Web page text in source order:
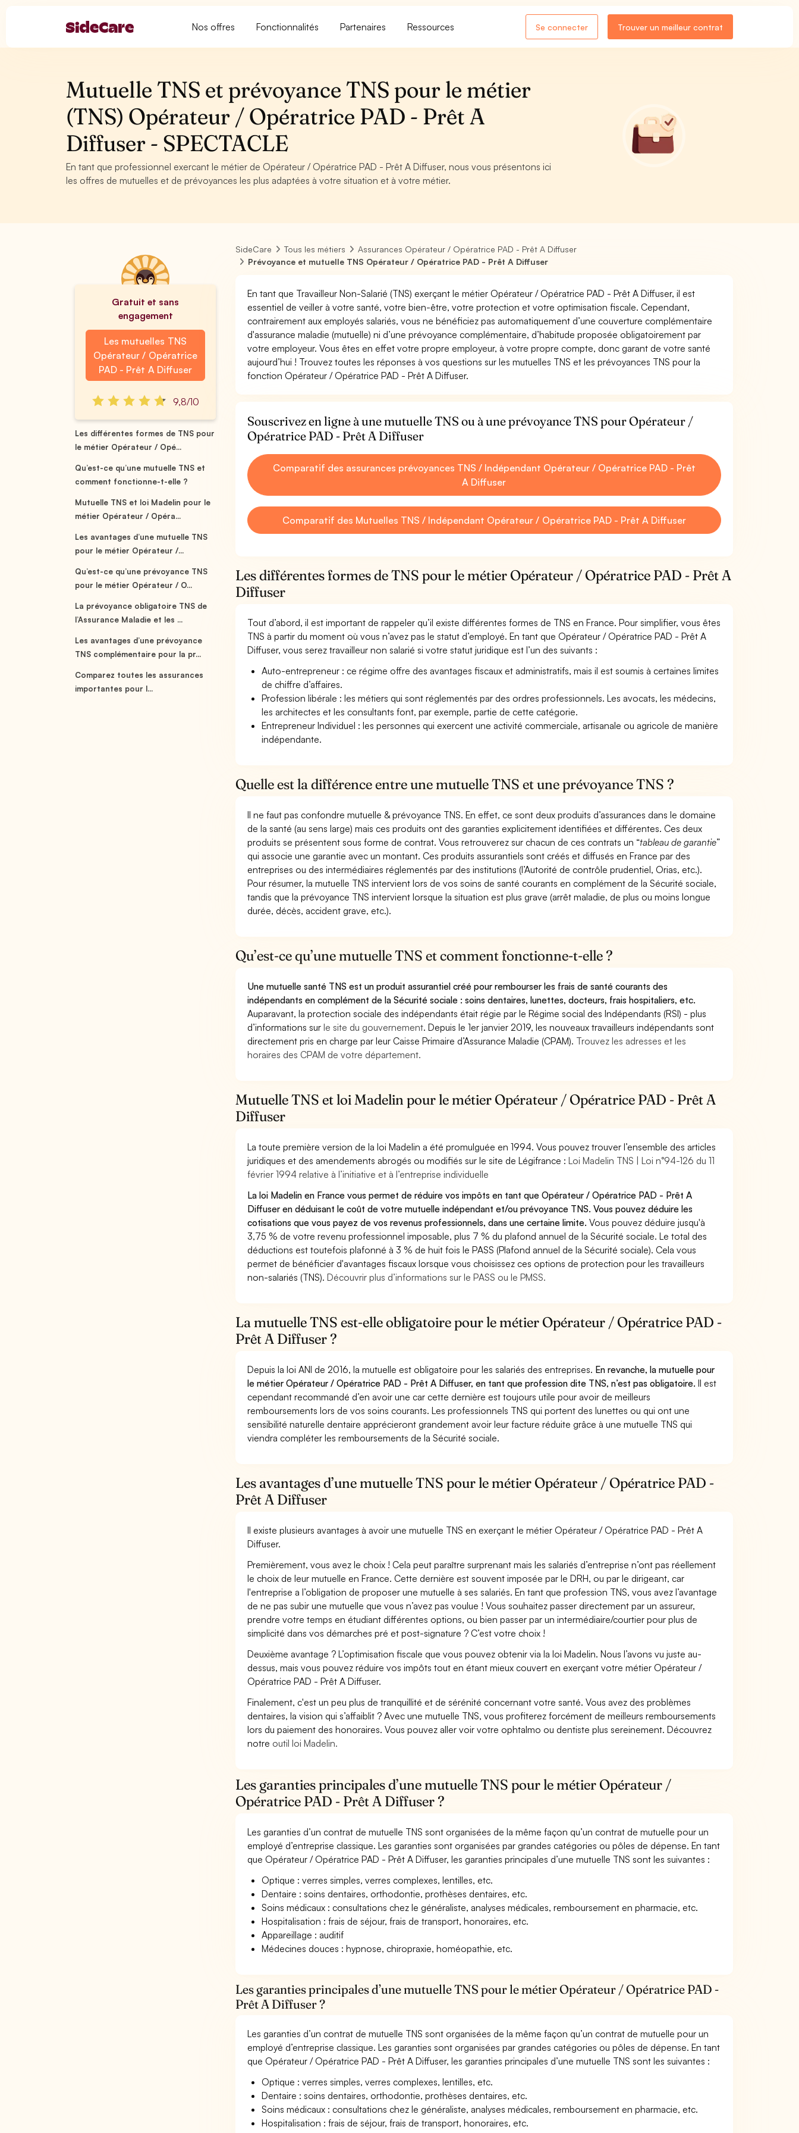
Nos offres Fonctionnalités Partenaires Ressources Se connecter Trouver un meilleur contrat
Mutuelle TNS et prévoyance TNS pour le métier
(TNS) Opérateur / Opératrice PAD - Prêt A
Diffuser - SPECTACLE
En tant que professionnel exercant le métier de Opérateur / Opératrice PAD - Prêt A Diffuser, nous vous présentons ici
les offres de mutuelles et de prévoyances les plus adaptées à votre situation et à votre métier.
Gratuit et sans
engagement
Les mutuelles TNS
Opérateur / Opératrice
PAD - Prêt A Diffuser
9,8/10
Les différentes formes de TNS pour
le métier Opérateur / Opé...
Qu’est-ce qu’une mutuelle TNS et
comment fonctionne-t-elle ?
Mutuelle TNS et loi Madelin pour le
métier Opérateur / Opéra...
Les avantages d’une mutuelle TNS
pour le métier Opérateur /...
Qu’est-ce qu’une prévoyance TNS
pour le métier Opérateur / O...
La prévoyance obligatoire TNS de
l’Assurance Maladie et les ...
Les avantages d’une prévoyance
TNS complémentaire pour la pr...
Comparez toutes les assurances
importantes pour l...
SideCare Tous les métiers
Assurances Opérateur / Opératrice PAD - Prêt A Diffuser
Prévoyance et mutuelle TNS Opérateur / Opératrice PAD - Prêt A Diffuser
En tant que Travailleur Non-Salarié (TNS) exerçant le métier Opérateur / Opératrice PAD - Prêt A Diffuser, il est
essentiel de veiller à votre santé, votre bien-être, votre protection et votre optimisation fiscale. Cependant,
contrairement aux employés salariés, vous ne bénéficiez pas automatiquement d’une couverture complémentaire
d'assurance maladie (mutuelle) ni d’une prévoyance complémentaire, d’habitude proposée obligatoirement par
votre employeur. Vous êtes en effet votre propre employeur, à votre propre compte, donc garant de votre santé
aujourd’hui ! Trouvez toutes les réponses à vos questions sur les mutuelles TNS et les prévoyances TNS pour la
fonction Opérateur / Opératrice PAD - Prêt A Diffuser.
Souscrivez en ligne à une mutuelle TNS ou à une prévoyance TNS pour Opérateur /
Opératrice PAD - Prêt A Diffuser
Comparatif des assurances prévoyances TNS / Indépendant Opérateur / Opératrice PAD - Prêt
A Diffuser
Comparatif des Mutuelles TNS / Indépendant Opérateur / Opératrice PAD - Prêt A Diffuser
Les différentes formes de TNS pour le métier Opérateur / Opératrice PAD - Prêt A
Diffuser
Tout d’abord, il est important de rappeler qu’il existe différentes formes de TNS en France. Pour simplifier, vous êtes
TNS à partir du moment où vous n’avez pas le statut d’employé. En tant que Opérateur / Opératrice PAD - Prêt A
Diffuser, vous serez travailleur non salarié si votre statut juridique est l’un des suivants :
Auto-entrepreneur : ce régime offre des avantages fiscaux et administratifs, mais il est soumis à certaines limites
de chiffre d’affaires.
Profession libérale : les métiers qui sont réglementés par des ordres professionnels. Les avocats, les médecins,
les architectes et les consultants font, par exemple, partie de cette catégorie.
Entrepreneur Individuel : les personnes qui exercent une activité commerciale, artisanale ou agricole de manière
indépendante.
Quelle est la différence entre une mutuelle TNS et une prévoyance TNS ?
Il ne faut pas confondre mutuelle & prévoyance TNS. En effet, ce sont deux produits d’assurances dans le domaine
de la santé (au sens large) mais ces produits ont des garanties explicitement identifiées et différentes. Ces deux
produits se présentent sous forme de contrat. Vous retrouverez sur chacun de ces contrats un “tableau de garantie”
qui associe une garantie avec un montant. Ces produits assurantiels sont créés et diffusés en France par des
entreprises ou des intermédiaires réglementés par des institutions (l’Autorité de contrôle prudentiel, Orias, etc.).
Pour résumer, la mutuelle TNS intervient lors de vos soins de santé courants en complément de la Sécurité sociale,
tandis que la prévoyance TNS intervient lorsque la situation est plus grave (arrêt maladie, de plus ou moins longue
durée, décès, accident grave, etc.).
Qu’est-ce qu’une mutuelle TNS et comment fonctionne-t-elle ?
Une mutuelle santé TNS est un produit assurantiel créé pour rembourser les frais de santé courants des
indépendants en complément de la Sécurité sociale : soins dentaires, lunettes, docteurs, frais hospitaliers, etc.
Auparavant, la protection sociale des indépendants était régie par le Régime social des Indépendants (RSI) - plus
d’informations surle site du gouvernement. Depuis le 1er janvier 2019, les nouveaux travailleurs indépendants sont
directement pris en charge par leur Caisse Primaire d’Assurance Maladie (CPAM). Trouvez les adresses et les
horaires des CPAM de votre département.
Mutuelle TNS et loi Madelin pour le métier Opérateur / Opératrice PAD - Prêt A
Diffuser
La toute première version de la loi Madelin a été promulguée en 1994. Vous pouvez trouver l’ensemble des articles
juridiques et des amendements abrogés ou modifiés sur le site de Légifrance :Loi Madelin TNS | Loi n°94-126 du 11
février 1994 relative à l’initiative et à l’entreprise individuelle
La loi Madelin en France vous permet de réduire vos impôts en tant que Opérateur / Opératrice PAD - Prêt A
Diffuser en déduisant le coût de votre mutuelle indépendant et/ou prévoyance TNS. Vous pouvez déduire les
cotisations que vous payez de vos revenus professionnels, dans une certaine limite.Vous pouvez déduire jusqu'à
3,75 % de votre revenu professionnel imposable, plus 7 % du plafond annuel de la Sécurité sociale. Le total des
déductions est toutefois plafonné à 3 % de huit fois le PASS (Plafond annuel de la Sécurité sociale). Cela vous
permet de bénéficier d'avantages fiscaux lorsque vous choisissez ces options de protection pour les travailleurs
non-salariés (TNS).Découvrir plus d’informations sur le PASS ou le PMSS.
La mutuelle TNS est-elle obligatoire pour le métier Opérateur / Opératrice PAD -
Prêt A Diffuser ?
Depuis la loi ANI de 2016, la mutuelle est obligatoire pour les salariés des entreprises. En revanche, la mutuelle pour
le métier Opérateur / Opératrice PAD - Prêt A Diffuser, en tant que profession dite TNS, n’est pas obligatoire.Il est
cependant recommandé d’en avoir une car cette dernière est toujours utile pour avoir de meilleurs
remboursements lors de vos soins courants. Les professionnels TNS qui portent des lunettes ou qui ont une
sensibilité naturelle dentaire apprécieront grandement avoir leur facture réduite grâce à une mutuelle TNS qui
viendra compléter les remboursements de la Sécurité sociale.
Les avantages d’une mutuelle TNS pour le métier Opérateur / Opératrice PAD -
Prêt A Diffuser
Il existe plusieurs avantages à avoir une mutuelle TNS en exerçant le métier Opérateur / Opératrice PAD - Prêt A
Diffuser.
Premièrement, vous avez le choix ! Cela peut paraître surprenant mais les salariés d’entreprise n’ont pas réellement
le choix de leur mutuelle en France. Cette dernière est souvent imposée par le DRH, ou par le dirigeant, car
l'entreprise a l’obligation de proposer une mutuelle à ses salariés. En tant que profession TNS, vous avez l’avantage
de ne pas subir une mutuelle que vous n’avez pas voulue ! Vous souhaitez passer directement par un assureur,
prendre votre temps en étudiant différentes options, ou bien passer par un intermédiaire/courtier pour plus de
simplicité dans vos démarches pré et post-signature ? C’est votre choix !
Deuxième avantage ? L’optimisation fiscale que vous pouvez obtenir via la loi Madelin. Nous l’avons vu juste au-
dessus, mais vous pouvez réduire vos impôts tout en étant mieux couvert en exerçant votre métier Opérateur /
Opératrice PAD - Prêt A Diffuser.
Finalement, c'est un peu plus de tranquillité et de sérénité concernant votre santé. Vous avez des problèmes
dentaires, la vision qui s’affaiblit ? Avec une mutuelle TNS, vous profiterez forcément de meilleurs remboursements
lors du paiement des honoraires. Vous pouvez aller voir votre ophtalmo ou dentiste plus sereinement. Découvrez
notre outil loi Madelin.
Les garanties principales d’une mutuelle TNS pour le métier Opérateur /
Opératrice PAD - Prêt A Diffuser ?
Les garanties d’un contrat de mutuelle TNS sont organisées de la même façon qu’un contrat de mutuelle pour un
employé d’entreprise classique. Les garanties sont organisées par grandes catégories ou pôles de dépense. En tant
que Opérateur / Opératrice PAD - Prêt A Diffuser, les garanties principales d’une mutuelle TNS sont les suivantes :
Optique : verres simples, verres complexes, lentilles, etc.
Dentaire : soins dentaires, orthodontie, prothèses dentaires, etc.
Soins médicaux : consultations chez le généraliste, analyses médicales, remboursement en pharmacie, etc.
Hospitalisation : frais de séjour, frais de transport, honoraires, etc.
Appareillage : auditif
Médecines douces : hypnose, chiropraxie, homéopathie, etc.
Les garanties principales d’une mutuelle TNS pour le métier Opérateur / Opératrice PAD -
Prêt A Diffuser ?
Les garanties d’un contrat de mutuelle TNS sont organisées de la même façon qu’un contrat de mutuelle pour un
employé d’entreprise classique. Les garanties sont organisées par grandes catégories ou pôles de dépense. En tant
que Opérateur / Opératrice PAD - Prêt A Diffuser, les garanties principales d’une mutuelle TNS sont les suivantes :
Optique : verres simples, verres complexes, lentilles, etc.
Dentaire : soins dentaires, orthodontie, prothèses dentaires, etc.
Soins médicaux : consultations chez le généraliste, analyses médicales, remboursement en pharmacie, etc.
Hospitalisation : frais de séjour, frais de transport, honoraires, etc.